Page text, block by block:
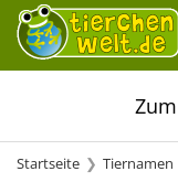
Zum
Startseite Tiernamen